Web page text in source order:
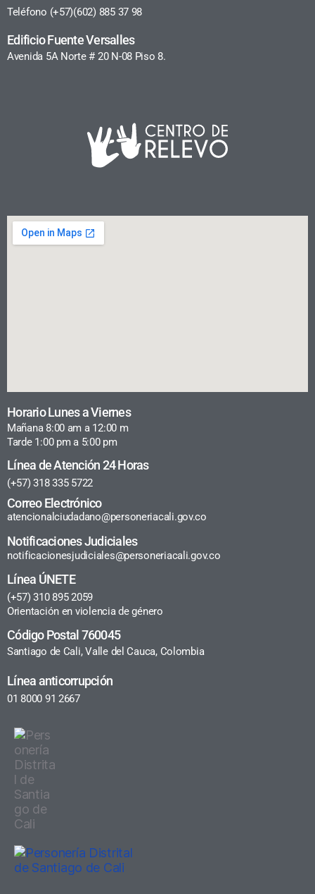
Teléfono (+57)(602) 885 37 98
Edificio Fuente Versalles
Avenida 5A Norte # 20 N-08 Piso 8.
Horario Lunes a Viernes
Mañana 8:00 am a 12:00 m
Tarde 1:00 pm a 5:00 pm
Línea de Atención 24 Horas
(+57) 318 335 5722
Correo Electrónico
atencionalciudadano@personeriacali.gov.co
Notificaciones Judiciales
notificacionesjudiciales@personeriacali.gov.co
Línea ÚNETE
(+57) 310 895 2059
Orientación en violencia de género
Código Postal 760045
Santiago de Cali, Valle del Cauca, Colombia
Línea anticorrupción
01 8000 91 2667